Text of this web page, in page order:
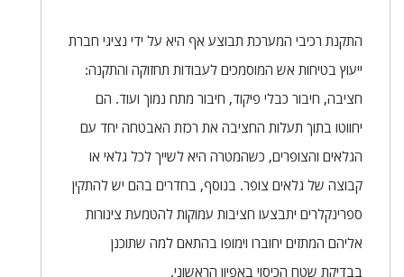
התקנת רכיבי המערכת תבוצע אף היא על ידי נציגי חברת
ייעוץ בטיחות אש המוסמכים לעבודות תחזוקה והתקנה:
חציבה, חיבור כבלי פיקוד, חיבור מתח נמוך ועוד. הם
יחווטו בתוך תעלות החציבה את רכזת האבטחה יחד עם
הגלאים והצופרים, כשהמטרה היא לשייך לכל גלאי או
קבוצה של גלאים צופר. בנוסף, בחדרים בהם יש להתקין
ספרינקלרים יתבצעו חציבות עמוקות להטמעת צינורות
אליהם המתזים יחוברו וימופו בהתאם למה שתוכנן
בבדיקת שטח הכיסוי באפיון הראשוני.